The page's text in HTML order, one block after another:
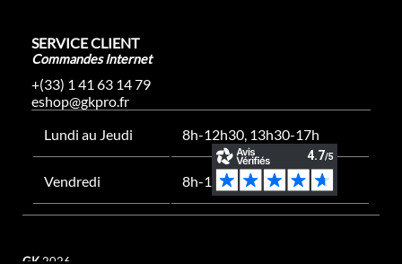
SERVICE CLIENT
Commandes Internet
+(33) 1 41 63 14 79
eshop@gkpro.fr
Lundi au Jeudi
8h-12h30, 13h30-17h
Vendredi 8h-12h30, 13h30-16h